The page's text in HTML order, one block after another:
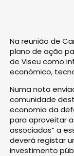
Na reunião de
plano de ação
de Viseu como
económico,
Numa nota
comunidade
economia da
para aproveitar
associadas” a
deverá registar
investimento